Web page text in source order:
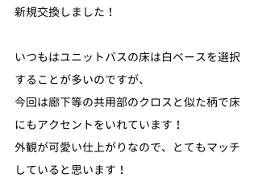
新規交換しました！
いつもはユニットバスの床は白ベースを選択
することが多いのですが、
今回は廊下等の共用部のクロスと似た柄で床
にもアクセントをいれています！
外観が可愛い仕上がりなので、とてもマッチ
していると思います！